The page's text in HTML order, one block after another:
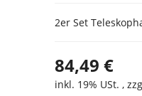
2er Set
84,49 €
inkl. 19% USt. ,